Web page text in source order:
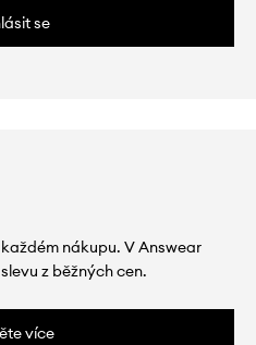
se
nákupu. V Answear
z běžných cen.
více